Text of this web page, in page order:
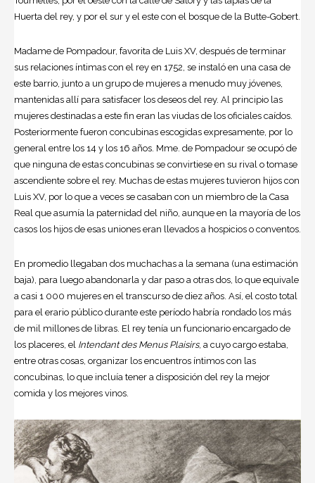
Huerta del rey, y por el sur y el este con el bosque de la Butte-Gobert.
Madame de Pompadour, favorita de Luis XV, después de terminar
sus relaciones íntimas con el rey en 1752, se instaló en una casa de
este barrio, junto a un grupo de mujeres a menudo muy jóvenes,
mantenidas allí para satisfacer los deseos del rey. Al principio las
mujeres destinadas a este fin eran las viudas de los oficiales caídos.
Posteriormente fueron concubinas escogidas expresamente, por lo
general entre los 14 y los 16 años. Mme. de Pompadour se ocupó de
que ninguna de estas concubinas se convirtiese en su rival o tomase
ascendiente sobre el rey. Muchas de estas mujeres tuvieron hijos con
Luis XV, por lo que a veces se casaban con un miembro de la Casa
Real que asumía la paternidad del niño, aunque en la mayoría de los
casos los hijos de esas uniones eran llevados a hospicios o conventos.
En promedio llegaban dos muchachas a la semana (una estimación
baja), para luego abandonarla y dar paso a otras dos, lo que equivale
a casi 1 000 mujeres en el transcurso de diez años. Así, el costo total
para el erario público durante este período habría rondado los más
de mil millones de libras. El rey tenía un funcionario encargado de
los placeres, el Intendant des Menus Plaisirs, a cuyo cargo estaba,
entre otras cosas, organizar los encuentros íntimos con las
concubinas, lo que incluía tener a disposición del rey la mejor
comida y los mejores vinos.